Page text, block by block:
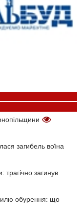
загибель воїна
загинув
обурення: що